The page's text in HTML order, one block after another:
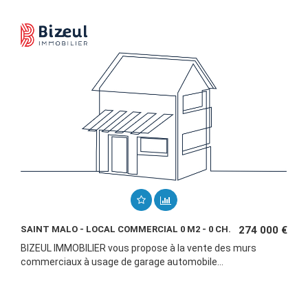
SAINT MALO - LOCAL COMMERCIAL 0 M2 - 0 CH. 274 000 €
BIZEUL IMMOBILIER vous propose à la vente des murs
commerciaux à usage de garage automobile...